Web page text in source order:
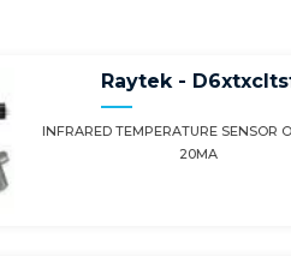
Raytek -
INFRARED TEMPERATURE SENSOR
20MA